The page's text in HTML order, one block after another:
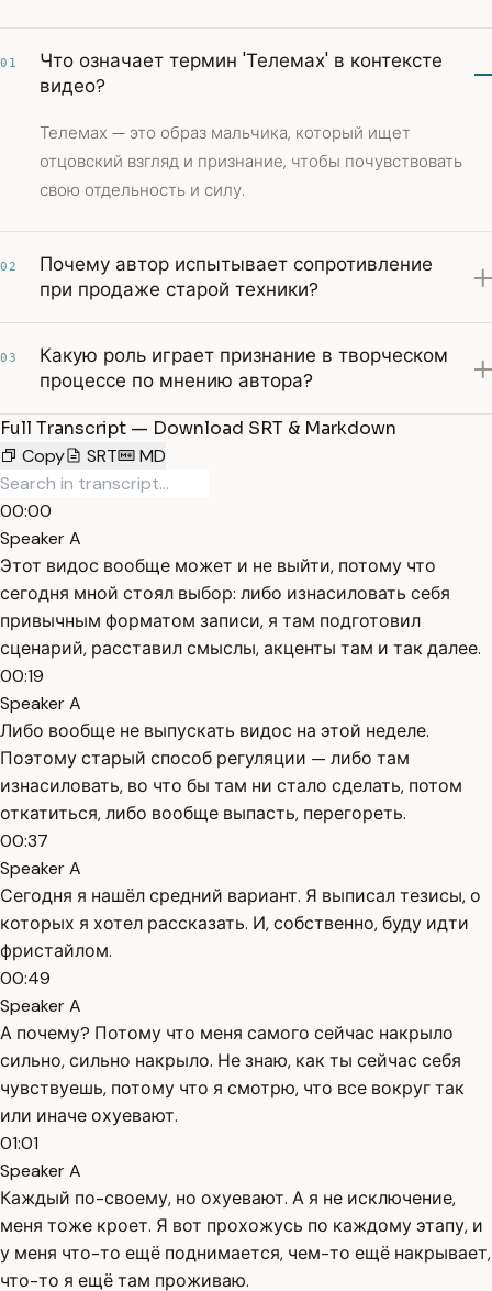
01
Что означает термин 'Телемах' в контексте
видео?
Телемах — это образ мальчика, который ищет
отцовский взгляд и признание, чтобы почувствовать
свою отдельность и силу.
02
Почему автор испытывает сопротивление
при продаже старой техники?
03
Какую роль играет признание в творческом
процессе по мнению автора?
Full Transcript — Download SRT & Markdown
Copy
SRT MD
00:00
Speaker A
Этот видос вообще может и не выйти, потому что
сегодня мной стоял выбор: либо изнасиловать себя
привычным форматом записи, я там подготовил
сценарий, расставил смыслы, акценты там и так далее.
00:19
Speaker A
Либо вообще не выпускать видос на этой неделе.
Поэтому старый способ регуляции — либо там
изнасиловать, во что бы там ни стало сделать, потом
откатиться, либо вообще выпасть, перегореть.
00:37
Speaker A
Сегодня я нашёл средний вариант. Я выписал тезисы, о
которых я хотел рассказать. И, собственно, буду идти
фристайлом.
00:49
Speaker A
А почему? Потому что меня самого сейчас накрыло
сильно, сильно накрыло. Не знаю, как ты сейчас себя
чувствуешь, потому что я смотрю, что все вокруг так
или иначе охуевают.
01:01
Speaker A
Каждый по-своему, но охуевают. А я не исключение,
меня тоже кроет. Я вот прохожусь по каждому этапу, и
у меня что-то ещё поднимается, чем-то ещё накрывает,
что-то я ещё там проживаю.